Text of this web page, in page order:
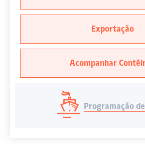
Exportação
Acompanhar
Programação